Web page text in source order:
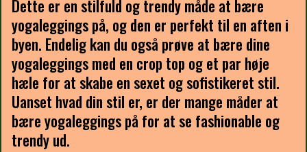
Dette er en stilfuld og trendy måde at bære
yogaleggings på, og den er perfekt til en aften i
byen. Endelig kan du også prøve at bære dine
yogaleggings med en crop top og et par høje
hæle for at skabe en sexet og sofistikeret stil.
Uanset hvad din stil er, er der mange måder at
bære yogaleggings på for at se fashionable og
trendy ud.